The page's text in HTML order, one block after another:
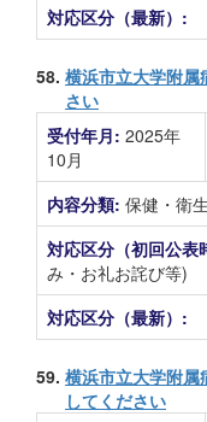
対応区分（最新）:
58. 横浜市立大学附属
さい
受付年月: 2025年
10月
内容分類: 保健・衛
対応区分（初回公
み・お礼お詫び等)
対応区分（最新）:
59. 横浜市立大学附属
してください